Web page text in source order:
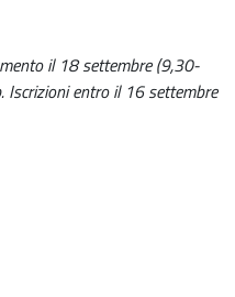
il 18 settembre (9,30-
Iscrizioni entro il 16 settembre